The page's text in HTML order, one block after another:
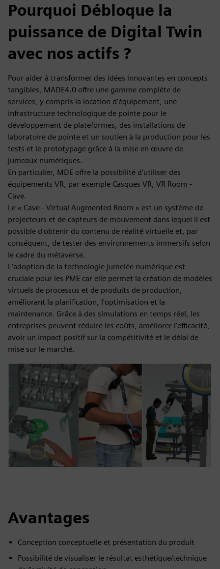
Pourquoi Débloque la
puissance de Digital Twin
avec nos actifs ?
Pour aider à transformer des idées innovantes en concepts
tangibles, MADE4.0 offre une gamme complète de
services, y compris la location d'équipement, une
infrastructure technologique de pointe pour le
développement de plateformes, des installations de
laboratoire de pointe et un soutien à la production pour les
tests et le prototypage grâce à la mise en œuvre de
jumeaux numériques.
En particulier, MDE offre la possibilité d'utiliser des
équipements VR, par exemple Casques VR, VR Room -
Cave.
Le « Cave - Virtual Augmented Room » est un système de
projecteurs et de capteurs de mouvement dans lequel il est
possible d'obtenir du contenu de réalité virtuelle et, par
conséquent, de tester des environnements immersifs selon
le cadre du métaverse.
L'adoption de la technologie jumelée numérique est
cruciale pour les PME car elle permet la création de modèles
virtuels de processus et de produits de production,
améliorant la planification, l'optimisation et la
maintenance. Grâce à des simulations en temps réel, les
entreprises peuvent réduire les coûts, améliorer l'efficacité,
avoir un impact positif sur la compétitivité et le délai de
mise sur le marché.
Avantages
Conception conceptuelle et présentation du produit
Possibilité de visualiser le résultat esthétique/technique